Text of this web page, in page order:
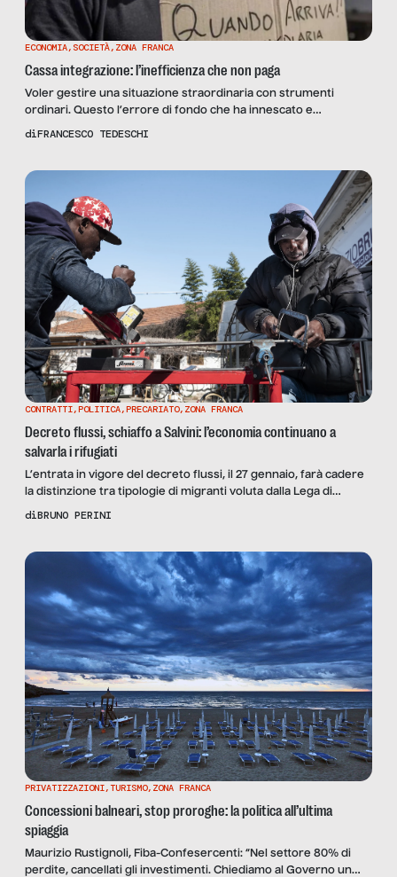
ECONOMIA, SOCIETÀ, ZONA FRANCA
Cassa integrazione: l’inefficienza che non paga
Voler gestire una situazione straordinaria con strumenti
ordinari. Questo l’errore di fondo che ha innescato e
ingigantito i problemi di accesso e ritardi nei pagamenti del
dell’emergenza epidemiologica da COVID-19. Un caos che non
si sarebbe verificato […]
diFRANCESCO TEDESCHI
CONTRATTI,POLITICA,PRECARIATO, ZONA FRANCA
Decreto flussi, schiaffo a Salvini: l’economia continuano a
salvarla i rifugiati
L’entrata in vigore del decreto flussi, il 27 gennaio, farà cadere
la distinzione tra tipologie di migranti voluta dalla Lega di
Matteo Salvini: trovare un lavoro regolare sarà più semplice
diBRUNO PERINI
PRIVATIZZAZIONI,TURISMO, ZONA FRANCA
Concessioni balneari, stop proroghe: la politica all’ultima
spiaggia
Maurizio Rustignoli, Fiba-Confesercenti: “Nel settore 80% di
perdite, cancellati gli investimenti. Chiediamo al Governo un